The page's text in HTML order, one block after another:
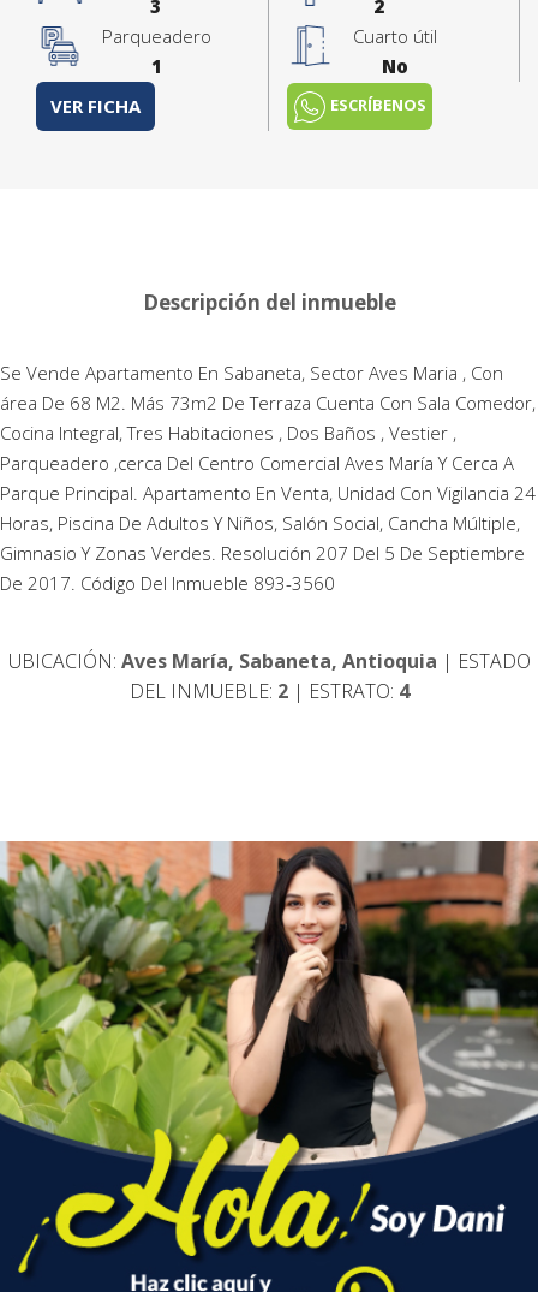
3
2
Parqueadero
1
Cuarto útil
No
VER FICHA
ESCRÍBENOS
Descripción del inmueble
Se Vende Apartamento En Sabaneta, Sector Aves Maria , Con
área De 68 M2. Más 73m2 De Terraza Cuenta Con Sala Comedor,
Cocina Integral, Tres Habitaciones , Dos Baños , Vestier ,
Parqueadero ,cerca Del Centro Comercial Aves María Y Cerca A
Parque Principal. Apartamento En Venta, Unidad Con Vigilancia 24
Horas, Piscina De Adultos Y Niños, Salón Social, Cancha Múltiple,
Gimnasio Y Zonas Verdes. Resolución 207 Del 5 De Septiembre
De 2017. Código Del Inmueble 893-3560
UBICACIÓN: Aves María, Sabaneta, Antioquia | ESTADO
DEL INMUEBLE: 2| ESTRATO: 4